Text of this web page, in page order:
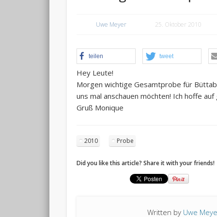
Uwe Meyer 25. Oktober 2010
teilen tweet
Hey Leute!
Morgen wichtige Gesamtprobe für
uns mal anschauen möchten! Ich hoffe
Gruß Monique
2010 Probe
Did you like this article? Share it with your friends!
Written by Uwe